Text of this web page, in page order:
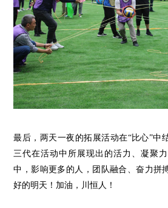
最后，两天一夜的拓展活动在“比心”中
三代在活动中 所展现出的活力、凝聚 力
中，影响更多的人，团队融合、奋力拼
好的明天！加油，川恒人！